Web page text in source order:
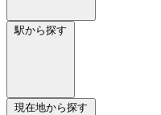
駅から探す
現在地から探す